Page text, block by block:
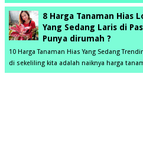
8 Harga Tanaman Hias
Yang Sedang Laris di
Punya dirumah ?
10 Harga Tanaman Hias Yang Sedang
di sekeliling kita adalah naiknya harga